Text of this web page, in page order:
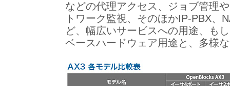
などの代理アクセス、ジョブ管理
トワーク監視、そのほかIP-PBX、
ど、幅広いサービスへの用途、も
ベースハードウェア用途と、多様